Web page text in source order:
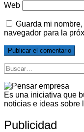
Web
Guarda mi
navegador para la
Es una iniciativa que
noticias e ideas sobre
Publicidad